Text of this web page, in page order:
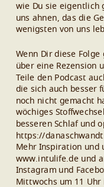
wie Du sie eigentlich
uns ahnen, das die
wenigsten von uns
Wenn Dir diese
über eine Rezension
Teile den Podcast
die sich auch besser
noch nicht gemacht
wöchiges
besseren Schlaf und
https://
Mehr Inspiration und
www.intulife.de und
Instagram und
Mittwochs um 11 Uhr